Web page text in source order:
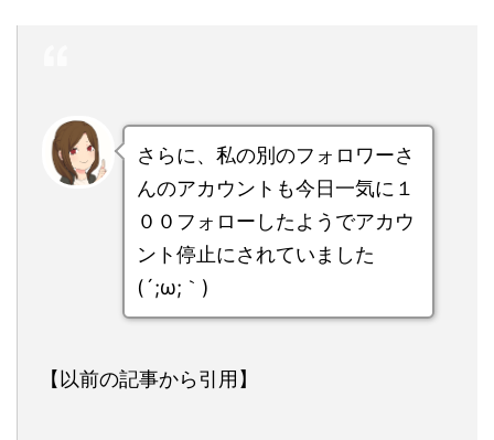
さらに、私の別のフォロワーさ
んのアカウントも今日一気に１
００フォローしたようでアカウ
ント停止にされていました
(´;ω;｀)
【以前の記事から引用】